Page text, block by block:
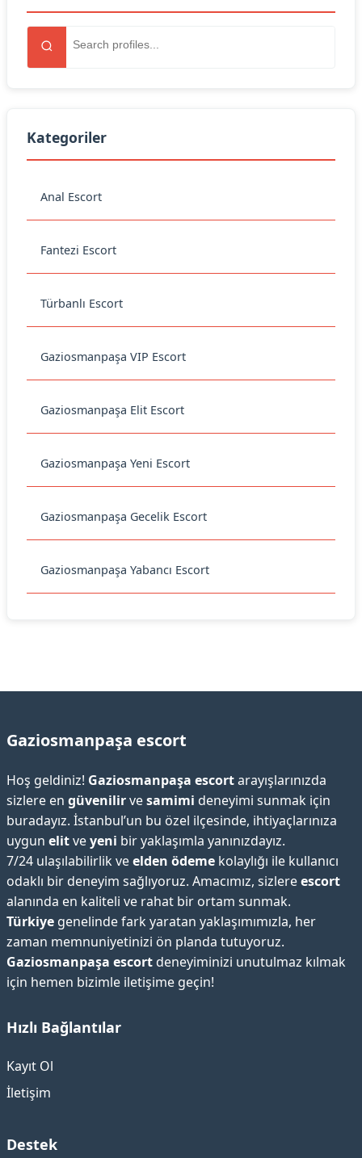
Kategoriler
Anal Escort
Fantezi Escort
Türbanlı Escort
Gaziosmanpaşa VIP Escort
Gaziosmanpaşa Elit Escort
Gaziosmanpaşa Yeni Escort
Gaziosmanpaşa Gecelik Escort
Gaziosmanpaşa Yabancı Escort
Gaziosmanpaşa escort
Hoş geldiniz! Gaziosmanpaşa escortarayışlarınızda
sizlere en güvenilirvesamimi deneyimi sunmak için
buradayız. İstanbul’un bu özel ilçesinde, ihtiyaçlarınıza
uygun elitveyeni bir yaklaşımla yanınızdayız.
7/24 ulaşılabilirlik veelden ödeme kolaylığı ile kullanıcı
odaklı bir deneyim sağlıyoruz. Amacımız, sizlereescort
alanında en kaliteli ve rahat bir ortam sunmak.
Türkiye genelinde fark yaratan yaklaşımımızla, her
zaman memnuniyetinizi ön planda tutuyoruz.
Gaziosmanpaşa escort deneyiminizi unutulmaz kılmak
için hemen bizimle iletişime geçin!
Hızlı Bağlantılar
Kayıt Ol
İletişim
Destek